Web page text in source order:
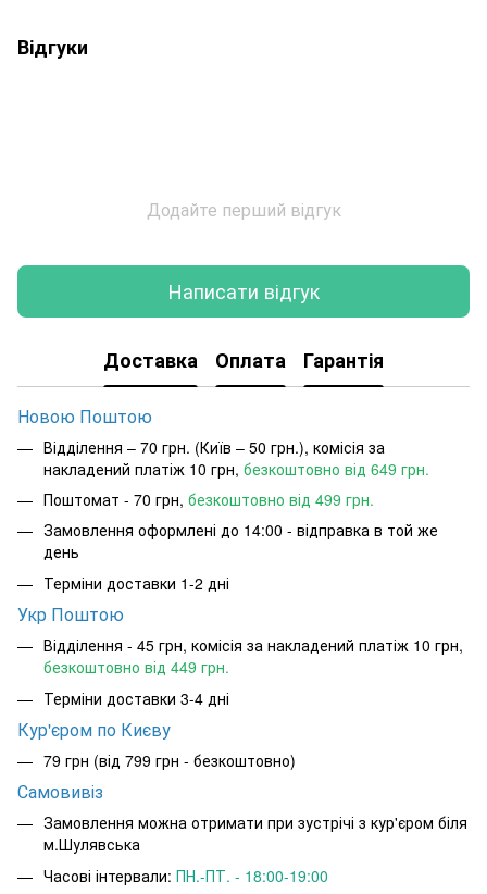
Відгуки
Додайте перший відгук
Написати відгук
Доставка Оплата Гарантія
Новою Поштою
Відділення – 70 грн. (Київ – 50 грн.), комісія за
накладений платіж 10 грн, безкоштовно від 649 грн.
Поштомат - 70 грн, безкоштовно від 499 грн.
Замовлення оформлені до 14:00 - відправка в той же
день
Терміни доставки 1-2 дні
Укр Поштою
Відділення - 45 грн, комісія за накладений платіж 10 грн,
безкоштовно від 449 грн.
Терміни доставки 3-4 дні
Кур'єром по Києву
79 грн (від 799 грн - безкоштовно)
Самовивіз
Замовлення можна отримати при зустрічі з кур'єром біля
м.Шулявська
Часові інтервали: ПН.-ПТ. - 18:00-19:00